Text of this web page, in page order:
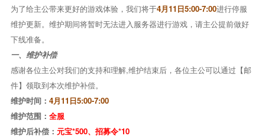
为了给主公带来更好的游戏体验，我们将于4月11日5:00-7:00进行停服
维护更新。维护期间将暂时无法进入服务器进行游戏，请主公提前做好
下线准备。
一、维护补偿
感谢各位主公对我们的支持和理解,维护结束后，各位主公可以通过【邮
件】领取到本次维护补偿。
维护时间： 4月11日5:00-7:00
维护范围： 全服
维护后补偿： 元宝*500、招募令*10